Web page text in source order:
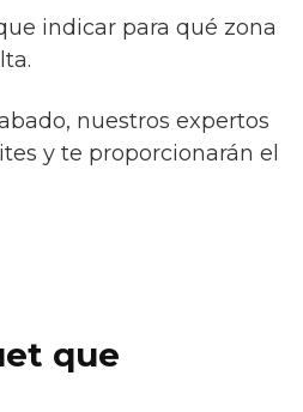
indicar para qué zona
nuestros expertos
y te proporcionarán el
que